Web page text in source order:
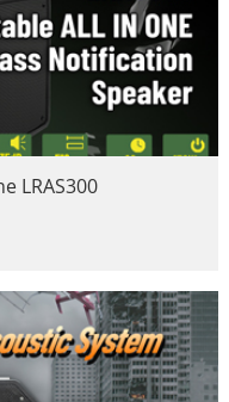
LRAS300